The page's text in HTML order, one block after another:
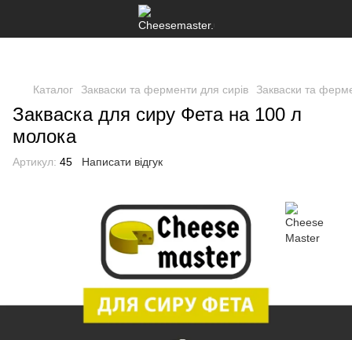
Каталог Закваски та ферменти для сирів Закваски та
Закваска для сиру Фета на 100 л
молока
Артикул: 45 Написати відгук